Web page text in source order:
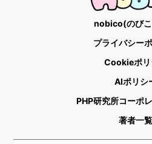
nobico(のび
プライバシー
Cookieポリ
AIポリシ
PHP研究所コーポ
著者一覧